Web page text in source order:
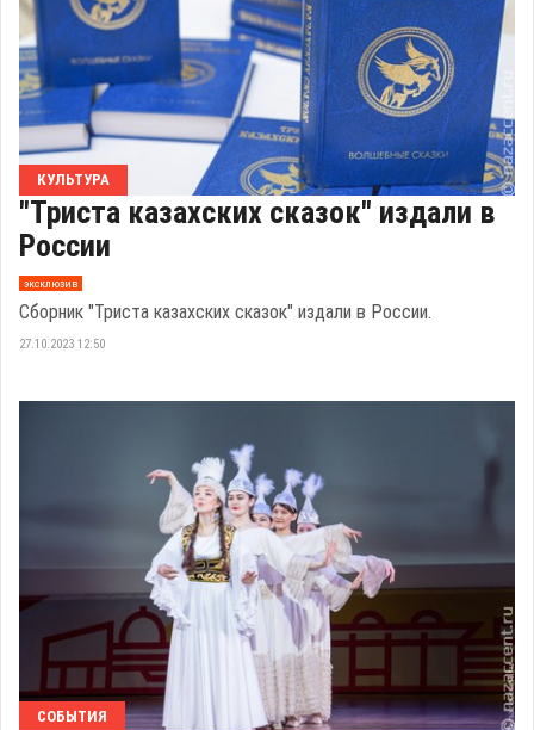
КУЛЬТУРА
"Триста казахских сказок" издали в
России
эксклюзив
Сборник "Триста казахских сказок" издали в России.
27.10.2023 12:50
СОБЫТИЯ